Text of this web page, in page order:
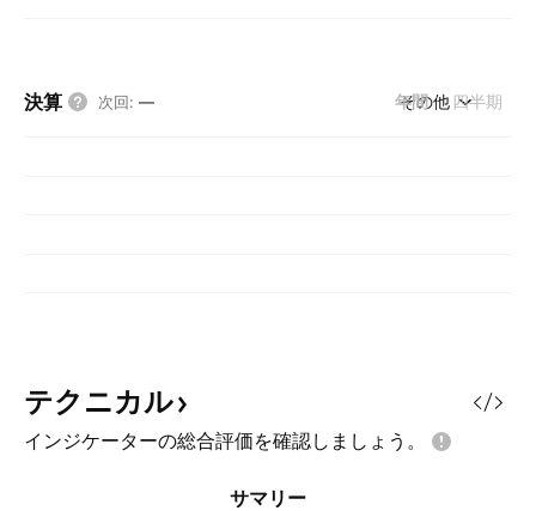
決算 次回: — 年間 四半期
その他
テクニカル
インジケーターの総合評価を確認しましょう。
サマリー